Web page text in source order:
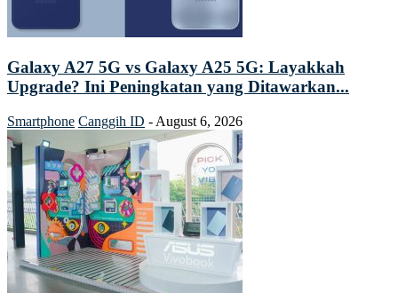
Galaxy A27 5G vs Galaxy A25 5G: Layakkah
Upgrade? Ini Peningkatan yang Ditawarkan...
Smartphone Canggih ID - August 6, 2026